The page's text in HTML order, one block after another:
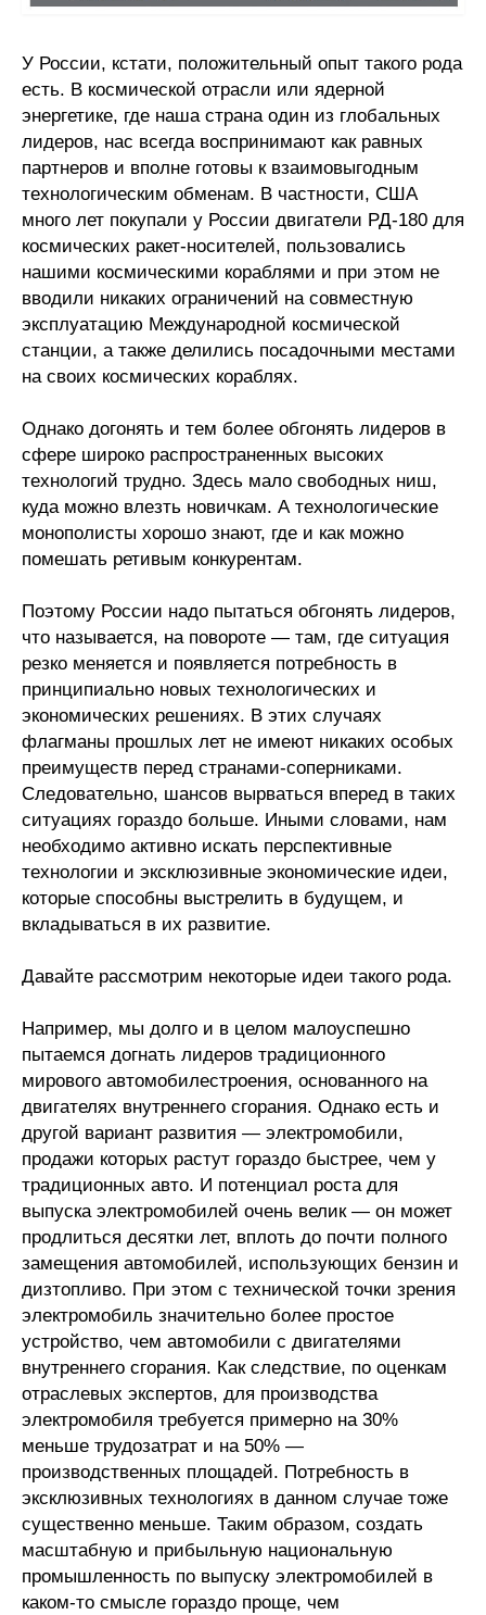
У России, кстати, положительный опыт такого рода
есть. В космической отрасли или ядерной
энергетике, где наша страна один из глобальных
лидеров, нас всегда воспринимают как равных
партнеров и вполне готовы к взаимовыгодным
технологическим обменам. В частности, США
много лет покупали у России двигатели РД-180 для
космических ракет-носителей, пользовались
нашими космическими кораблями и при этом не
вводили никаких ограничений на совместную
эксплуатацию Международной космической
станции, а также делились посадочными местами
на своих космических кораблях.
Однако догонять и тем более обгонять лидеров в
сфере широко распространенных высоких
технологий трудно. Здесь мало свободных ниш,
куда можно влезть новичкам. А технологические
монополисты хорошо знают, где и как можно
помешать ретивым конкурентам.
Поэтому России надо пытаться обгонять лидеров,
что называется, на повороте — там, где ситуация
резко меняется и появляется потребность в
принципиально новых технологических и
экономических решениях. В этих случаях
флагманы прошлых лет не имеют никаких особых
преимуществ перед странами-соперниками.
Следовательно, шансов вырваться вперед в таких
ситуациях гораздо больше. Иными словами, нам
необходимо активно искать перспективные
технологии и эксклюзивные экономические идеи,
которые способны выстрелить в будущем, и
вкладываться в их развитие.
Давайте рассмотрим некоторые идеи такого рода.
Например, мы долго и в целом малоуспешно
пытаемся догнать лидеров традиционного
мирового автомобилестроения, основанного на
двигателях внутреннего сгорания. Однако есть и
другой вариант развития — электромобили,
продажи которых растут гораздо быстрее, чем у
традиционных авто. И потенциал роста для
выпуска электромобилей очень велик — он может
продлиться десятки лет, вплоть до почти полного
замещения автомобилей, использующих бензин и
дизтопливо. При этом с технической точки зрения
электромобиль значительно более простое
устройство, чем автомобили с двигателями
внутреннего сгорания. Как следствие, по оценкам
отраслевых экспертов, для производства
электромобиля требуется примерно на 30%
меньше трудозатрат и на 50% —
производственных площадей. Потребность в
эксклюзивных технологиях в данном случае тоже
существенно меньше. Таким образом, создать
масштабную и прибыльную национальную
промышленность по выпуску электромобилей в
каком-то смысле гораздо проще, чем